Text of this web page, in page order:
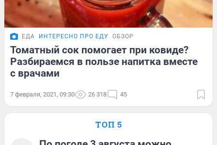
ЕДА ИНТЕРЕСНО ПРО ЕДУ ОБЗОР
Томатный сок помогает при ковиде?
Разбираемся в пользе напитка вместе
с врачами
7 февраля, 2021, 09:30 26 318 45
ТОП 5